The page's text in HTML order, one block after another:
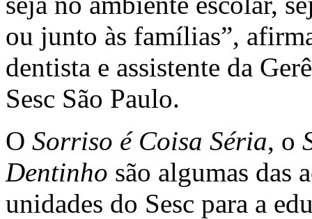
ou junto às famílias”,
dentista e assistente da
Sesc São Paulo.
O Sorriso é Coisa Séria, o
Dentinho são algumas das
unidades do Sesc para a